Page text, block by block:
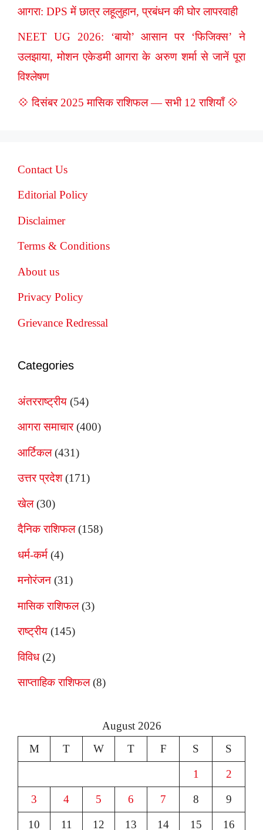
आगरा: DPS में छात्र लहूलुहान, प्रबंधन की घोर लापरवाही
NEET UG 2026: ‘बायो’ आसान पर ‘फिजिक्स’ ने
उलझाया, मोशन एकेडमी आगरा के अरुण शर्मा से जानें पूरा
विश्लेषण
💠 दिसंबर 2025 मासिक राशिफल — सभी 12 राशियाँ 💠
Contact Us
Editorial Policy
Disclaimer
Terms & Conditions
About us
Privacy Policy
Grievance Redressal
Categories
अंतरराष्ट्रीय (54)
आगरा समाचार(400)
आर्टिकल(431)
उत्तर प्रदेश(171)
खेल(30)
दैनिक राशिफल(158)
धर्म-कर्म (4)
मनोरंजन (31)
मासिक राशिफल(3)
राष्ट्रीय (145)
विविध(2)
साप्ताहिक राशिफल(8)
August 2026
M
T W T F S S
1 2
3 4 5 6 7 8 9
10 11 12 13 14 15 16